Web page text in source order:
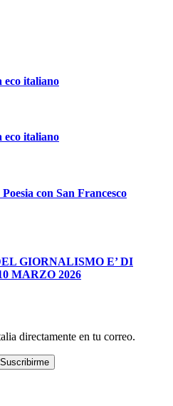
eco italiano
eco italiano
con San Francesco
GIORNALISMO E’ DI
MARZO 2026
directamente en tu correo.
Suscribirme